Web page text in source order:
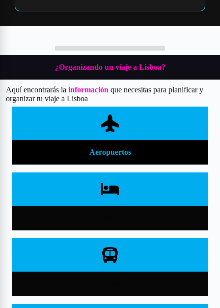
¿Organizando un viaje a Lisboa?
Aquí encontrarás la información que necesitas para planificar y
organizar tu viaje a Lisboa
Aeropuertos